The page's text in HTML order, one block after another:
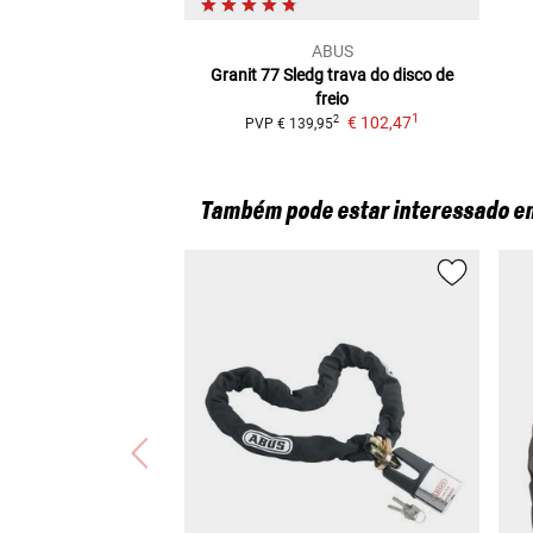
ABUS
Granit 77 Sledgtrava do disco de
freio
PVP € 139,952 € 102,471
Também pode estar interessado